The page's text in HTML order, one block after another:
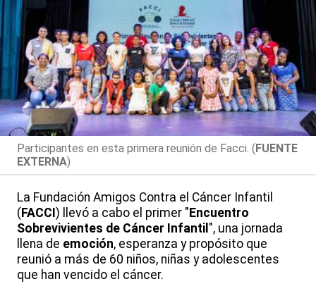
Participantes en esta primera reunión de Facci. (FUENTE
EXTERNA)
La Fundación Amigos Contra el Cáncer Infantil
( FACCI ) llevó a cabo el primer " Encuentro
Sobrevivientes de Cáncer Infantil ", una jornada
llena de emoción, esperanza y propósito que
reunió a más de 60 niños, niñas y adolescentes
que han vencido el cáncer.